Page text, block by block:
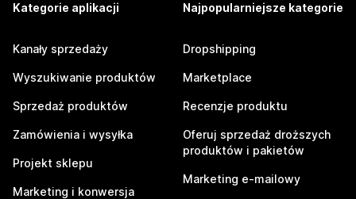
Kategorie aplikacji
Kanały sprzedaży
Wyszukiwanie produktów
Sprzedaż produktów
Zamówienia i wysyłka
Projekt sklepu
Marketing i konwersja
Najpopularniejsze kategorie
Dropshipping
Marketplace
Recenzje produktu
Oferuj sprzedaż droższych
produktów i pakietów
Marketing e-mailowy